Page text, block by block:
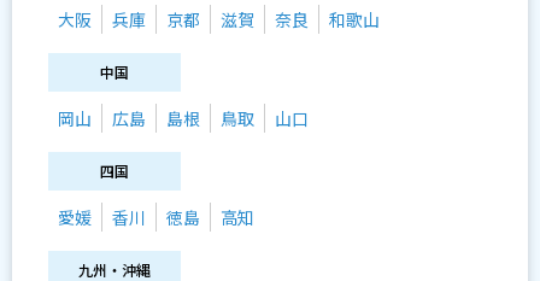
大阪 兵庫 京都 滋賀 奈良 和歌山
中国
岡山 広島 島根 鳥取 山口
四国
愛媛 香川 徳島 高知
九州・沖縄